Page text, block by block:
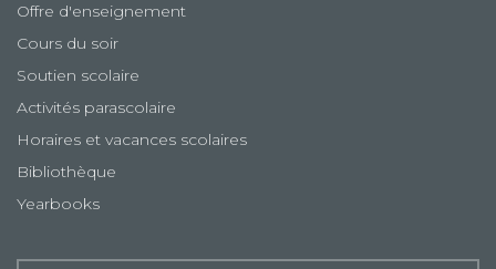
Offre d'enseignement
Cours du soir
Soutien scolaire
Activités parascolaire
Horaires et vacances scolaires
Bibliothèque
Yearbooks